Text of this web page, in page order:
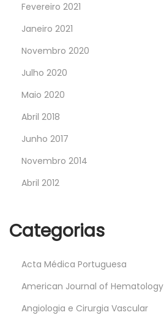
Fevereiro 2021
Janeiro 2021
Novembro 2020
Julho 2020
Maio 2020
Abril 2018
Junho 2017
Novembro 2014
Abril 2012
Categorias
Acta Médica Portuguesa
American Journal of Hematology
Angiologia e Cirurgia Vascular